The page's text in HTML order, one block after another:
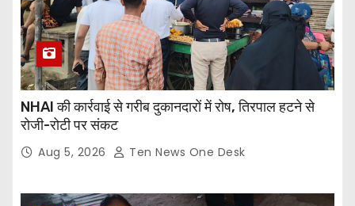
NHAI की कार्रवाई से गरीब दुकानदारों में रोष, तिरपाल हटने से
रोजी-रोटी पर संकट
Aug 5, 2026 Ten News One Desk